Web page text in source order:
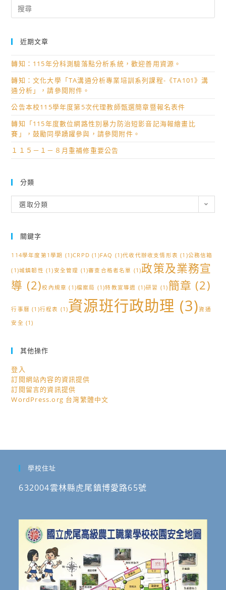
for:
近期文章
轉知：115年分科測驗落點分析系統，歡迎善用資源。
轉知：文化大學「TA溝通分析專業培訓系列課程-《TA101》溝
通分析」，請參閱附件。
公告本校115學年度第5次代理教師甄選簡章暨報名表件
轉知「115年度數位網路性別暴力防治短影音記海報繪畫比
賽」，鼓勵同學踴躍參與，請參閱附件。
１１５－１－８月重補修重要公告
分類
類
選取分類
關鍵字
114學年度第1學期 (1)CRPD (1)FAQ (1)代收代辦收支情形表 (1)公務信箱
(1)城鎮韌性 (1)安全管理 (1)審查合格者名單 (1)政策及業務宣
導 (2)校內規章 (1)檔案局 (1)特教宣導週 (1)研習 (1) 簡章 (2)
行事曆 (1)行程表 (1)資源班行政助理 (3)資通
安全 (1)
其他操作
登入
訂閱網站內容的資訊提供
訂閱留言的資訊提供
WordPress.org 台灣繁體中文
學校住址
632004雲林縣虎尾鎮博愛路65號